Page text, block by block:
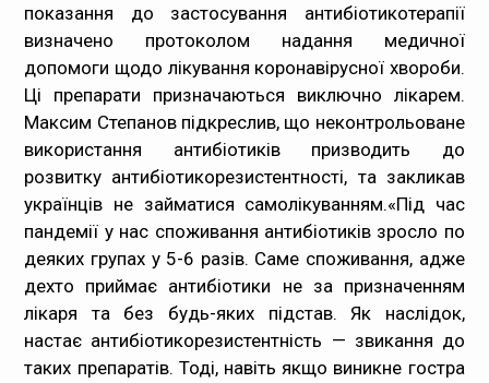
показання до застосування антибіотикотерапії
визначено протоколом надання медичної
допомоги щодо лікування коронавірусної хвороби.
Ці препарати призначаються виключно лікарем.
Максим Степанов підкреслив, що неконтрольоване
використання антибіотиків призводить до
розвитку антибіотикорезистентності, та закликав
українців не займатися самолікуванням.«Під час
пандемії у нас споживання антибіотиків зросло по
деяких групах у 5-6 разів. Саме споживання, адже
дехто приймає антибіотики не за призначенням
лікаря та без будь-яких підстав. Як наслідок,
настає антибіотикорезистентність — звикання до
таких препаратів. Тоді, навіть якщо виникне гостра